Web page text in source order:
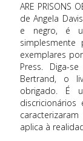
ARE PRISONS
de Angela
e negro, é
exemplares
Press. Diga-
Bertrand, o
obrigado. É
discricionários
aplica à